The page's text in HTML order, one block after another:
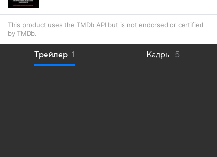
This product uses the TMDb API but is not endorsed or certified
by TMDb.
Трейлер 1 Кадры 5